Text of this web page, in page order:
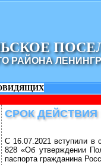
РАЙОНА
СРОК
С 16.07.2021 вступили в
828 «Об утверждении
паспорта гражданина